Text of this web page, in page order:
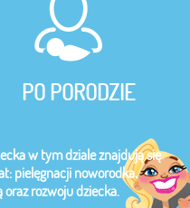
PO PORODZIE
w tym dziale znajdują się
pielęgnacji noworodka,
oraz rozwoju dziecka.